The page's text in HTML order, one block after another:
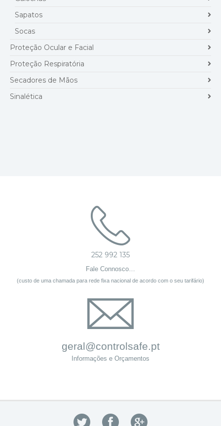
Sapatos
Socas
Proteção Ocular e Facial
Proteção Respiratória
Secadores de Mãos
Sinalética
252 992 135
Fale Connosco…
(custo de uma chamada para rede fixa nacional de acordo com o seu tarifário)
geral@controlsafe.pt
Informações e Orçamentos